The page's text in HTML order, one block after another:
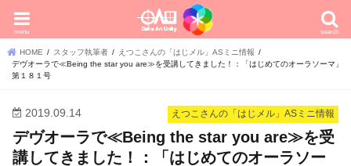
search
menu
HOME スタッフ執筆者
えつこさんの「はじメル」ASミニ情報
デヴオーラで≪Being the star you are≫を受講してきました！：「はじめてのオーラソーマ」
第１８１号
えつこさんの「はじメル」ASミニ情報
2019.09.14
デヴオーラで≪Being the star you are≫を受
講してきました！：「はじめてのオーラソー